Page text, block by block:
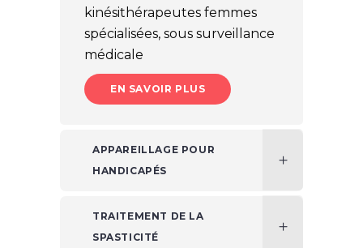
kinésithérapeutes femmes
spécialisées, sous surveillance
médicale
EN SAVOIR PLUS
APPAREILLAGE POUR
HANDICAPÉS
TRAITEMENT DE LA
SPASTICITÉ